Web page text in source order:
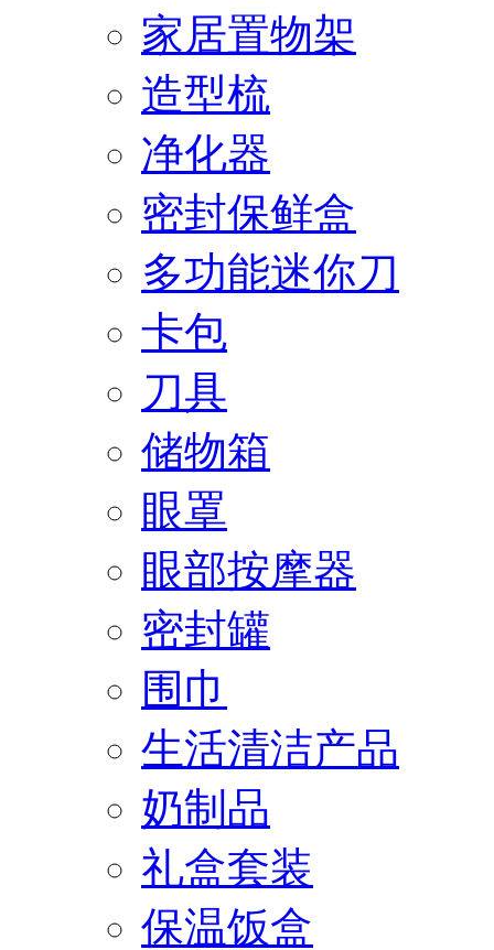
家居置物架
造型梳
净化器
密封保鲜盒
多功能迷你刀
卡包
刀具
储物箱
眼罩
眼部按摩器
密封罐
围巾
生活清洁产品
奶制品
礼盒套装
保温饭盒